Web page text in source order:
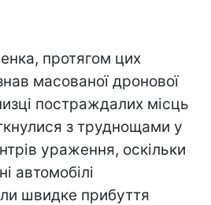
протягом цих
масованої дронової
постраждалих місць
з труднощами у
ураження, оскільки
автомобілі
швидке прибуття